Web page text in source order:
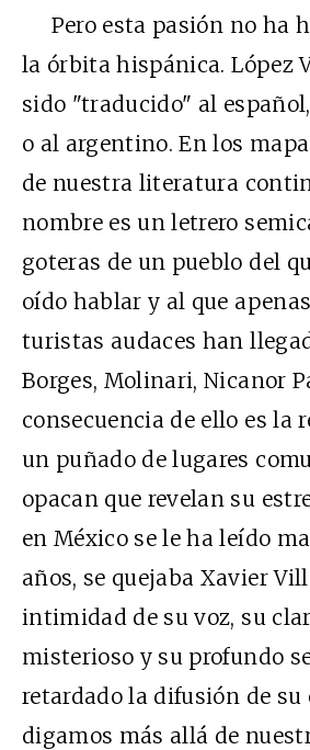
Pero esta pasión no ha
la órbita hispánica. López
sido "traducido" al
o al argentino. En los
de nuestra literatura
nombre es un letrero
goteras de un pueblo del
oído hablar y al que
turistas audaces han
Borges, Molinari, Nicanor
consecuencia de ello es la
un puñado de lugares
opacan que revelan su
en México se le ha leído
años, se quejaba Xavier
intimidad de su voz, su
misterioso y su profundo
retardado la difusión de su
digamos más allá de